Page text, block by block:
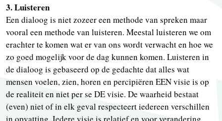
3. Luisteren
Een dialoog is niet zozeer een methode van spreken maar
vooral een methode van luisteren. Meestal luisteren we om
erachter te komen wat er van ons wordt verwacht en hoe we
zo goed mogelijk voor de dag kunnen komen. Luisteren in
de dialoog is gebaseerd op de gedachte dat alles wat
mensen voelen, zien, horen en percipiëren EEN visie is op
de realiteit en niet per se DE visie. De waarheid bestaat
(even) niet of in elk geval respecteert iedereen verschillen
in opvatting. Iedere visie is relatief en voor verandering